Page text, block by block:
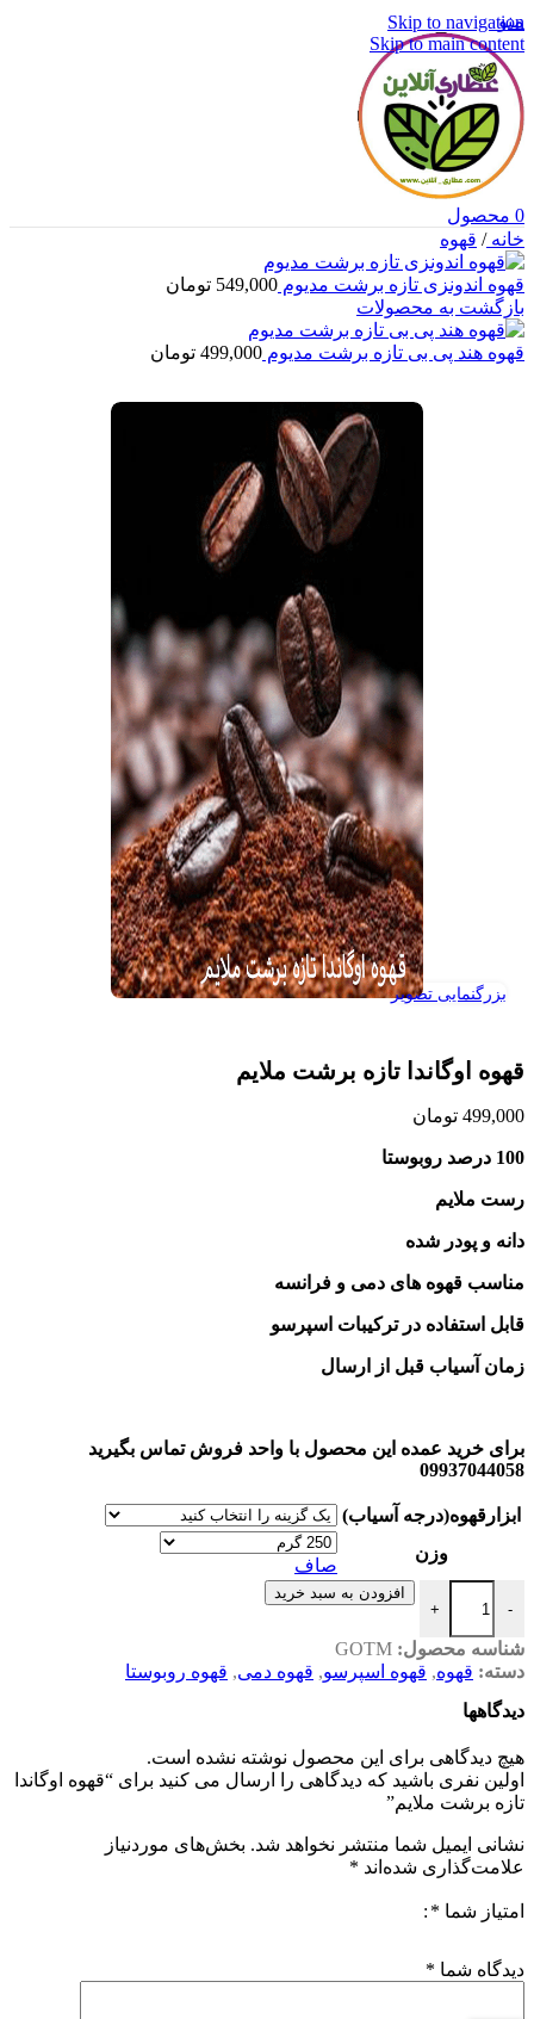
Skip to navigation
Skip to main content
منو
0 محصول
خانه/ قهوه
قهوه اندونزی تازه برشت مدیوم 549,000 تومان
بازگشت به محصولات
قهوه هند پی بی تازه برشت مدیوم 499,000 تومان
بزرگنمایی تصویر
قهوه اوگاندا تازه برشت ملایم
499,000 تومان
100 درصد روبوستا
رست ملایم
دانه و پودر شده
مناسب قهوه های دمی و فرانسه
قابل استفاده در ترکیبات اسپرسو
زمان آسیاب قبل از ارسال
برای خرید عمده این محصول با واحد فروش تماس بگیرید
09937044058
ابزارقهوه(درجه آسیاب)
وزن
صاف
-
قهوه اوگاندا تازه برشت ملایم عدد
+
افزودن به سبد خرید
شناسه محصول: GOTM
دسته: قهوه, قهوه اسپرسو, قهوه دمی, قهوه روبوستا
دیدگاهها
هیچ دیدگاهی برای این محصول نوشته نشده است.
اولین نفری باشید که دیدگاهی را ارسال می کنید برای “قهوه اوگاندا
تازه برشت ملایم”
نشانی ایمیل شما منتشر نخواهد شد. بخش‌های موردنیاز
علامت‌گذاری شده‌اند *
امتیاز شما *
دیدگاه شما *